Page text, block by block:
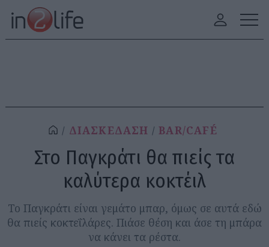
ΔΙΑΣΚΕΔΑΣΗ BAR/CAFÉ
Στο Παγκράτι θα πιείς τα
καλύτερα κοκτέιλ
Το Παγκράτι είναι γεμάτο μπαρ, όμως σε αυτά εδώ
θα πιείς κοκτεΐλάρες. Πιάσε θέση και άσε τη μπάρα
να κάνει τα ρέστα.